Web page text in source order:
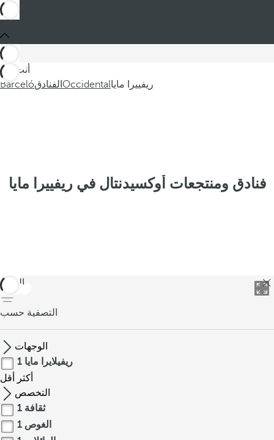
أنت في
Barcelóالفنادق Occidentalريفييرا مايا
فنادق ومنتجعات أوكسيدنتال في ريفييرا مايا
العودة
التصفية حسب
الوجهات
ريفيلايرا مايا 1
أكثر
أقل
التخصص
ثقافة 1
الغوص 1